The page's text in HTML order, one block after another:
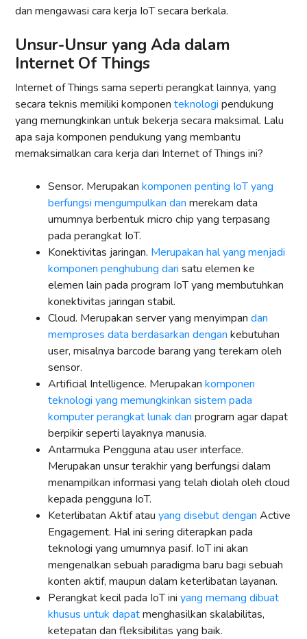
dan mengawasi cara kerja IoT secara berkala.
Unsur-Unsur yang Ada dalam
Internet Of Things
Internet of Things sama seperti perangkat lainnya, yang
secara teknis memiliki komponen teknologi pendukung
yang memungkinkan untuk bekerja secara maksimal. Lalu
apa saja komponen pendukung yang membantu
memaksimalkan cara kerja dari Internet of Things ini?
Sensor. Merupakan komponen penting IoT yang
berfungsi mengumpulkan dan merekam data
umumnya berbentuk micro chip yang terpasang
pada perangkat IoT.
Konektivitas jaringan. Merupakan hal yang menjadi
komponen penghubung dari satu elemen ke
elemen lain pada program IoT yang membutuhkan
konektivitas jaringan stabil.
Cloud. Merupakan server yang menyimpan dan
memproses data berdasarkan dengan kebutuhan
user, misalnya barcode barang yang terekam oleh
sensor.
Artificial Intelligence. Merupakan komponen
teknologi yang memungkinkan sistem pada
komputer perangkat lunak dan program agar dapat
berpikir seperti layaknya manusia.
Antarmuka Pengguna atau user interface.
Merupakan unsur terakhir yang berfungsi dalam
menampilkan informasi yang telah diolah oleh cloud
kepada pengguna IoT.
Keterlibatan Aktif atau yang disebut dengan Active
Engagement. Hal ini sering diterapkan pada
teknologi yang umumnya pasif. IoT ini akan
mengenalkan sebuah paradigma baru bagi sebuah
konten aktif, maupun dalam keterlibatan layanan.
Perangkat kecil pada IoT ini yang memang dibuat
khusus untuk dapatmenghasilkan skalabilitas,
ketepatan dan fleksibilitas yang baik.